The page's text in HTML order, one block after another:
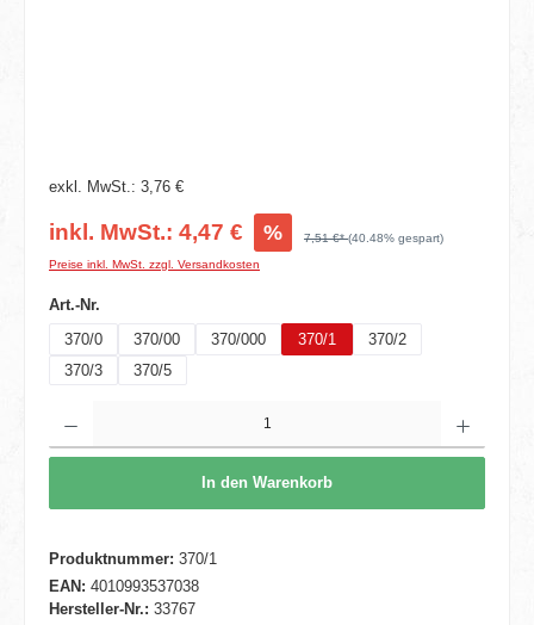
exkl. MwSt.: 3,76 €
inkl. MwSt.: 4,47 € % 7,51 €*(40.48% gespart)
Preise inkl. MwSt. zzgl. Versandkosten
Art.-Nr.
370/0
370/00 370/000 370/1
370/2
370/3
370/5
In den Warenkorb
Produktnummer: 370/1
EAN: 4010993537038
Hersteller-Nr.: 33767